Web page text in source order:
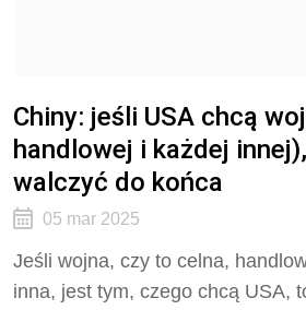
Chiny: jeśli USA chcą
handlowej i każdej
walczyć do końca
05 mar 2025
Jeśli wojna, czy to celna,
inna, jest tym, czego chcą USA,